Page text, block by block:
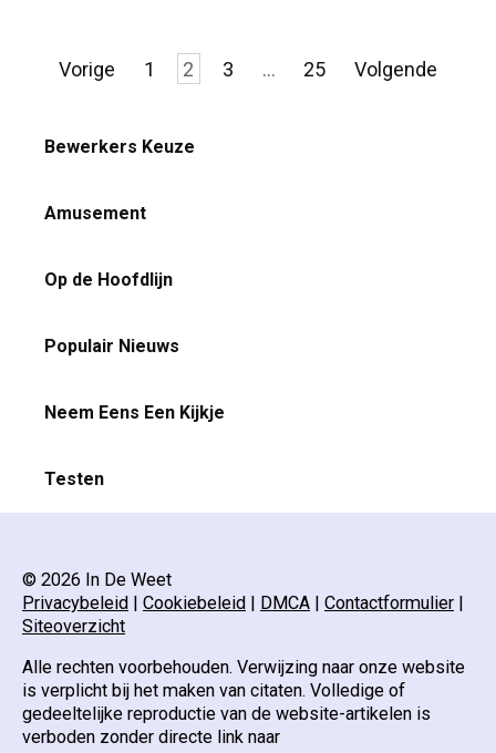
Berichten
Vorige 1 2 3 25 Volgende
Bewerkers Keuze
Amusement
Op de Hoofdlijn
Populair Nieuws
Neem Eens Een Kijkje
Testen
© 2026 In De Weet
Privacybeleid
Cookiebeleid DMCA Contactformulier
Siteoverzicht
Alle rechten voorbehouden. Verwijzing naar onze website
is verplicht bij het maken van citaten. Volledige of
gedeeltelijke reproductie van de website-artikelen is
verboden zonder directe link naar